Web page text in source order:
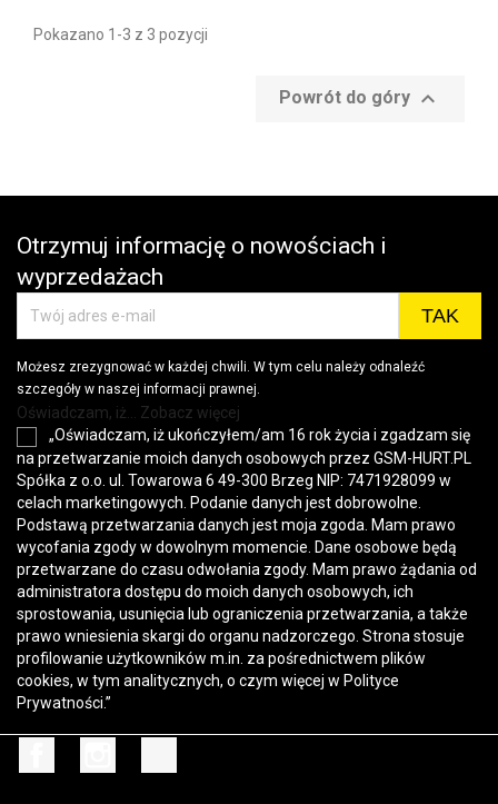
Pokazano 1-3 z 3 pozycji
Powrót do góry 
Otrzymuj informację o nowościach i
wyprzedażach
Możesz zrezygnować w każdej chwili. W tym celu należy odnaleźć
szczegóły w naszej informacji prawnej.
Oświadczam, iż... Zobacz więcej
„Oświadczam, iż ukończyłem/am 16 rok życia i zgadzam się
na przetwarzanie moich danych osobowych przez GSM-HURT.PL
Spółka z o.o. ul. Towarowa 6 49-300 Brzeg NIP: 7471928099 w
celach marketingowych. Podanie danych jest dobrowolne.
Podstawą przetwarzania danych jest moja zgoda. Mam prawo
wycofania zgody w dowolnym momencie. Dane osobowe będą
przetwarzane do czasu odwołania zgody. Mam prawo żądania od
administratora dostępu do moich danych osobowych, ich
sprostowania, usunięcia lub ograniczenia przetwarzania, a także
prawo wniesienia skargi do organu nadzorczego. Strona stosuje
profilowanie użytkowników m.in. za pośrednictwem plików
cookies, w tym analitycznych, o czym więcej w Polityce
Prywatności.”